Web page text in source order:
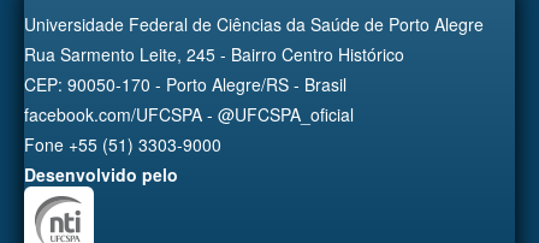
Universidade Federal de Ciências da Saúde de Porto Alegre
Rua Sarmento Leite, 245 - Bairro Centro Histórico
CEP: 90050-170 - Porto Alegre/RS - Brasil
facebook.com/UFCSPA - @UFCSPA_oficial
Fone +55 (51) 3303-9000
Desenvolvido pelo